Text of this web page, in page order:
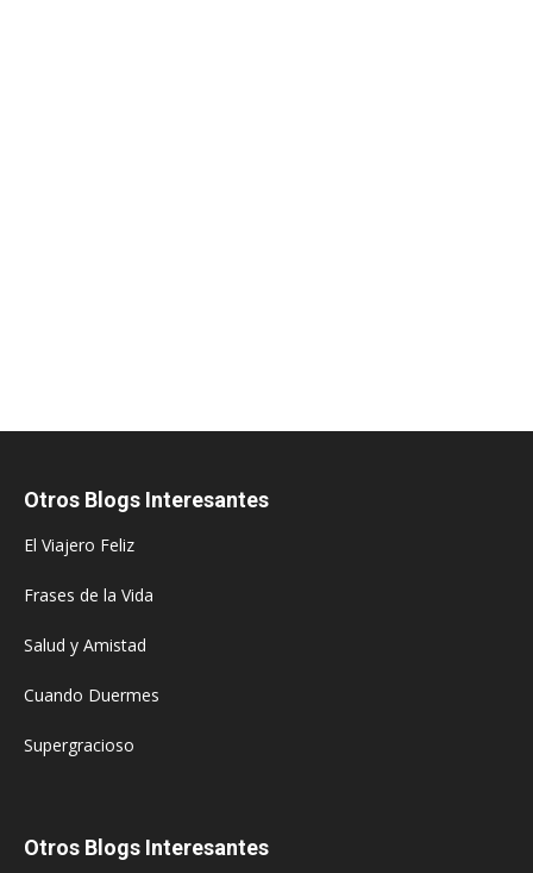
Otros Blogs Interesantes
El Viajero Feliz
Frases de la Vida
Salud y Amistad
Cuando Duermes
Supergracioso
Otros Blogs Interesantes